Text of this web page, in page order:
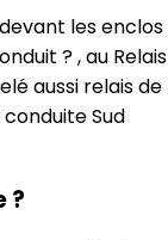
les enclos
? , au Relais
aussi relais de
Sud
?